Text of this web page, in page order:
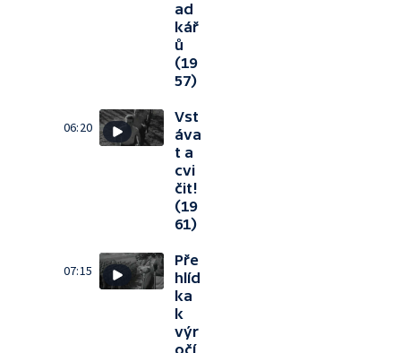
ad
kář
ů
(19
57)
06:20
Vst
áva
t a
cvi
čit!
(19
61)
07:15
Pře
hlíd
ka
k
výr
očí